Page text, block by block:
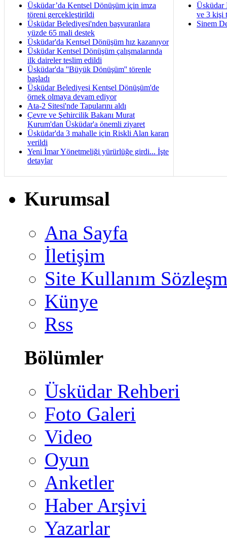
Üsküdar’da Kentsel Dönüşüm için imza
töreni gerçekleştirildi
Üsküdar Belediyesi'nden başvuranlara
yüzde 65 mali destek
Üsküdar'da Kentsel Dönüşüm hız kazanıyor
Üsküdar Kentsel Dönüşüm çalışmalarında
ilk daireler teslim edildi
Üsküdar'da ''Büyük Dönüşüm'' törenle
başladı
Üsküdar Belediyesi Kentsel Dönüşüm'de
örnek olmaya devam ediyor
Ata-2 Sitesi'nde Tapularını aldı
Çevre ve Şehircilik Bakanı Murat
Kurum'dan Üsküdar'a önemli ziyaret
Üsküdar'da 3 mahalle için Riskli Alan kararı
verildi
Yeni İmar Yönetmeliği yürürlüğe girdi... İşte
detaylar
Üsküdar
ve 3 kişi
Sinem
Kurumsal
Ana Sayfa
İletişim
Site Kullanım
Künye
Rss
Bölümler
Üsküdar Rehberi
Foto Galeri
Video
Oyun
Anketler
Haber Arşivi
Yazarlar